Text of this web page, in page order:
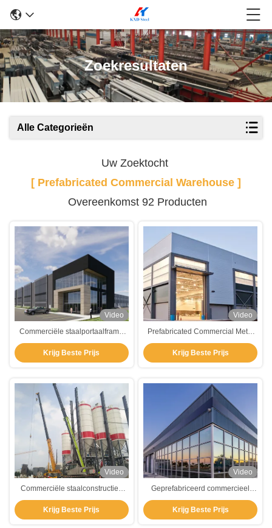
Zoekresultaten
Alle Categorieën
Uw Zoektocht
[ Prefabricated Commercial Warehouse ]
Overeenkomst 92 Producten
Video
Commerciële staalportaalframe
gebouwen staalconstructie
geprefabriceerd metaallager
Krijg Beste Prijs
Video
Prefabricated Commercial Metal
Building Construction High Rise
Light Steel Frame Building
Metalen gebouwen voor
Krijg Beste Prijs
Video
Commerciële staalconstructies
Werkplaats Op maat
geprefabriceerd staal magazijn
Krijg Beste Prijs
Video
Geprefabriceerd commercieel
staalgebouw Geprefabriceerd
lichtstaal frame Modulaire
gebouwen
Krijg Beste Prijs